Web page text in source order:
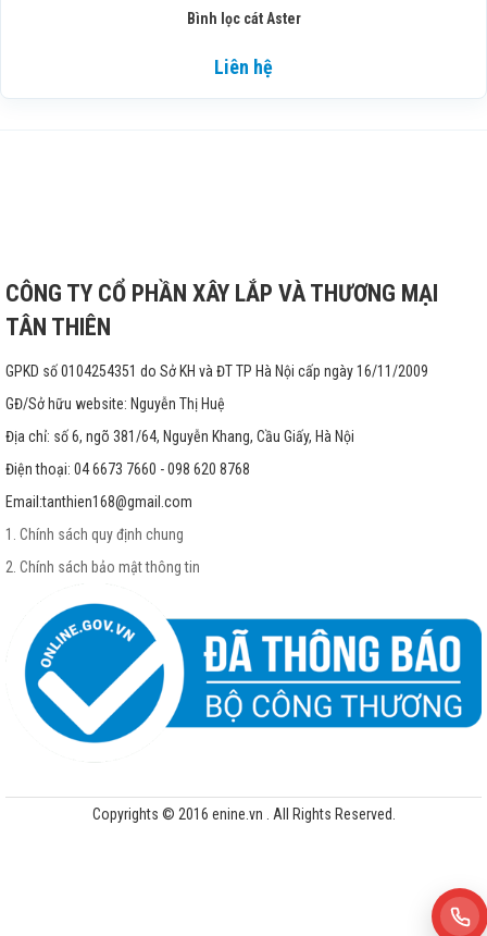
Bình lọc cát Aster
Liên hệ
CÔNG TY CỔ PHẦN XÂY LẮP VÀ THƯƠNG MẠI
TÂN THIÊN
GPKD số 0104254351 do Sở KH và ĐT TP Hà Nội cấp ngày 16/11/2009
GĐ/Sở hữu website: Nguyễn Thị Huệ
Địa chỉ: số 6, ngõ 381/64, Nguyễn Khang, Cầu Giấy, Hà Nội
Điện thoại: 04 6673 7660 - 098 620 8768
Email:tanthien168@gmail.com
1. Chính sách quy định chung
2. Chính sách bảo mật thông tin
Copyrights © 2016 enine.vn . All Rights Reserved.